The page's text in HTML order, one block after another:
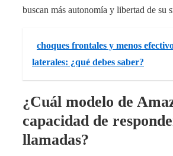
buscan más autonomía y libertad de su
choques frontales y menos
laterales: ¿qué debes saber?
¿Cuál modelo de
capacidad de
llamadas?